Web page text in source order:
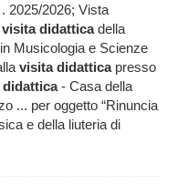
2025/2026; Vista
visita didatticadella
Musicologia e Scienze
visita didatticapresso
didattica- Casa della
... per oggetto “Rinuncia
e della liuteria di